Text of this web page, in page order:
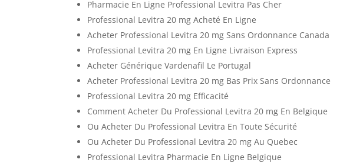
Pharmacie En Ligne Professional Levitra Pas Cher
Professional Levitra 20 mg Acheté En Ligne
Acheter Professional Levitra 20 mg Sans Ordonnance Canada
Professional Levitra 20 mg En Ligne Livraison Express
Acheter Générique Vardenafil Le Portugal
Acheter Professional Levitra 20 mg Bas Prix Sans Ordonnance
Professional Levitra 20 mg Efficacité
Comment Acheter Du Professional Levitra 20 mg En Belgique
Ou Acheter Du Professional Levitra En Toute Sécurité
Ou Acheter Du Professional Levitra 20 mg Au Quebec
Professional Levitra Pharmacie En Ligne Belgique